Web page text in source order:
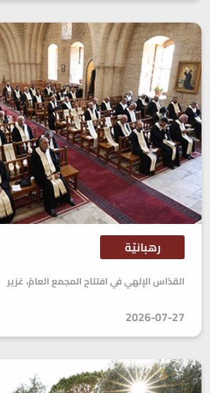
رهبانيّة
القدّاس الإلهي في افتتاح المجمع العامّ، غزير
2026-07-27